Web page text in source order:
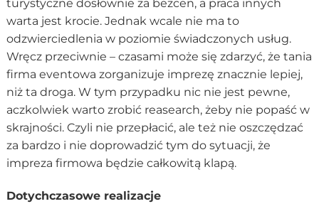
turystyczne dosłownie za bezcen, a praca innych
warta jest krocie. Jednak wcale nie ma to
odzwierciedlenia w poziomie świadczonych usług.
Wręcz przeciwnie – czasami może się zdarzyć, że tania
firma eventowa zorganizuje imprezę znacznie lepiej,
niż ta droga. W tym przypadku nic nie jest pewne,
aczkolwiek warto zrobić reasearch, żeby nie popaść w
skrajności. Czyli nie przepłacić, ale też nie oszczędzać
za bardzo i nie doprowadzić tym do sytuacji, że
impreza firmowa będzie całkowitą klapą.
Dotychczasowe realizacje